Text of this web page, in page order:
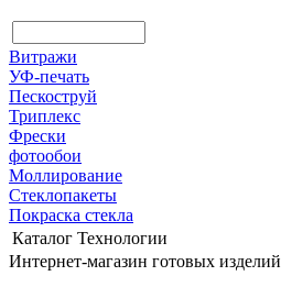
Витражи
УФ-печать
Пескоструй
Триплекс
Фрески
фотообои
Моллирование
Стеклопакеты
Покраска стекла
Каталог Технологии
Интернет-магазин готовых изделий